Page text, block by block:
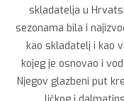
skladatelja u
sezonama bila i
kao skladatelj i kao
kojeg je osnovao i
Njegov glazbeni put